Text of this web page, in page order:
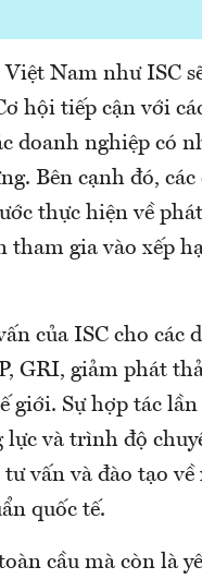
Nam như ISC
hội tiếp cận với
doanh nghiệp có
Bên cạnh đó, các
thực hiện về
tham gia vào xếp
của ISC cho các
GRI, giảm phát
giới. Sự hợp tác lần
lực và trình độ
vấn và đào tạo về
quốc tế.
cầu mà còn là